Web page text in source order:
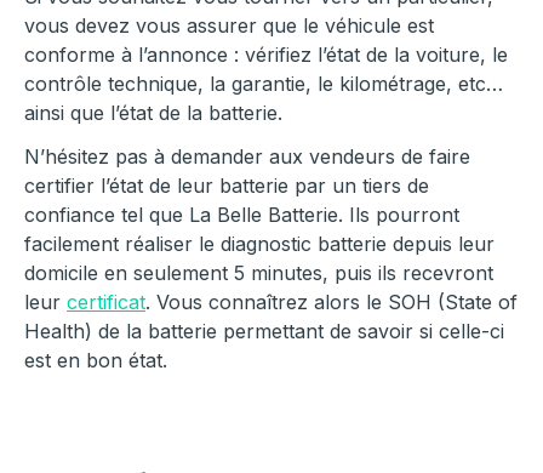
vous devez vous assurer que le véhicule est
conforme à l’annonce : vérifiez l’état de la voiture, le
contrôle technique, la garantie, le kilométrage, etc…
ainsi que l’état de la batterie.
N’hésitez pas à demander aux vendeurs de faire
certifier l’état de leur batterie par un tiers de
confiance tel que La Belle Batterie. Ils pourront
facilement réaliser le diagnostic batterie depuis leur
domicile en seulement 5 minutes, puis ils recevront
leur certificat. Vous connaîtrez alors le SOH (State of
Health) de la batterie permettant de savoir si celle-ci
est en bon état.